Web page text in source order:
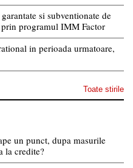
si subventionate de
programul IMM Factor
in perioada urmatoare,
Toate stirile
un punct, dupa masurile
la credite?